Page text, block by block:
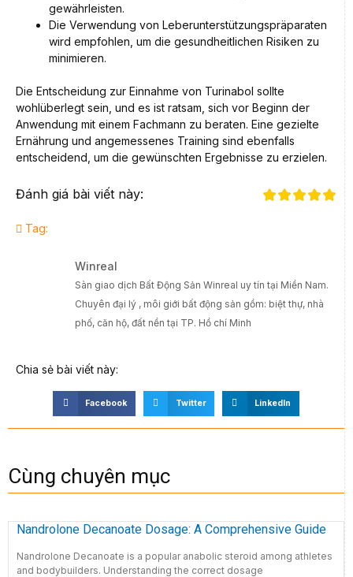
gewährleisten.
Die Verwendung von Leberunterstützungspräparaten
wird empfohlen, um die gesundheitlichen Risiken zu
minimieren.
Die Entscheidung zur Einnahme von Turinabol sollte
wohlüberlegt sein, und es ist ratsam, sich vor Beginn der
Anwendung mit einem Fachmann zu beraten. Eine gezielte
Ernährung und angemessenes Training sind ebenfalls
entscheidend, um die gewünschten Ergebnisse zu erzielen.
Đánh giá bài viết này:
Tag:
Winreal
Sàn giao dịch Bất Động Sản Winreal uy tín tại Miền Nam.
Chuyên đại lý , môi giới bất động sản gồm: biệt thự, nhà
phố, căn hộ, đất nền tại TP. Hồ chí Minh
Chia sẻ bài viết này:
Facebook Twitter LinkedIn
Cùng chuyên mục
Nandrolone Decanoate Dosage: A Comprehensive Guide
Nandrolone Decanoate is a popular anabolic steroid among athletes
and bodybuilders. Understanding the correct dosage